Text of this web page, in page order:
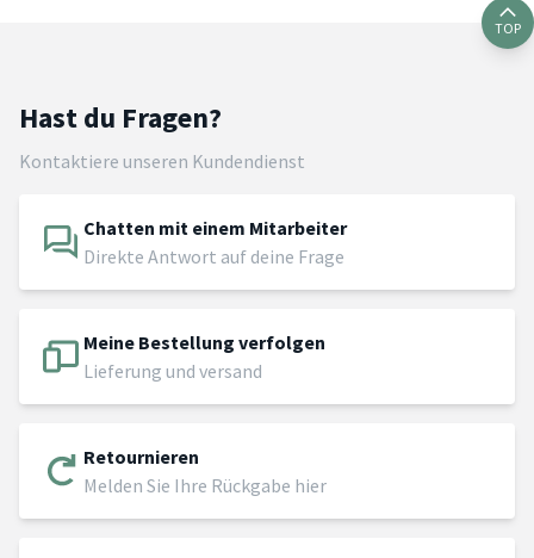
TOP
Hast du Fragen?
Kontaktiere unseren Kundendienst
Chatten mit einem Mitarbeiter
Direkte Antwort auf deine Frage
Meine Bestellung verfolgen
Lieferung und versand
Retournieren
Melden Sie Ihre Rückgabe hier